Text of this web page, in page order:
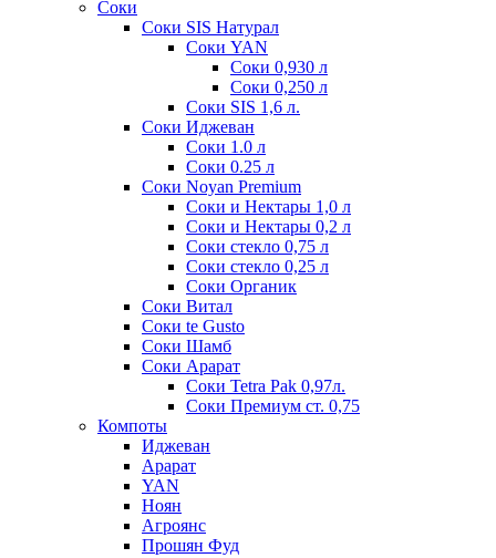
Соки
Соки SIS Натурал
Соки YAN
Соки 0,930 л
Соки 0,250 л
Соки SIS 1,6 л.
Соки Иджеван
Соки 1.0 л
Соки 0.25 л
Соки Noyan Premium
Соки и Нектары 1,0 л
Соки и Нектары 0,2 л
Соки стекло 0,75 л
Соки стекло 0,25 л
Соки Органик
Соки Витал
Соки te Gusto
Соки Шамб
Соки Арарат
Соки Tetra Pak 0,97л.
Соки Премиум ст. 0,75
Компоты
Иджеван
Арарат
YAN
Ноян
Агроянс
Прошян Фуд